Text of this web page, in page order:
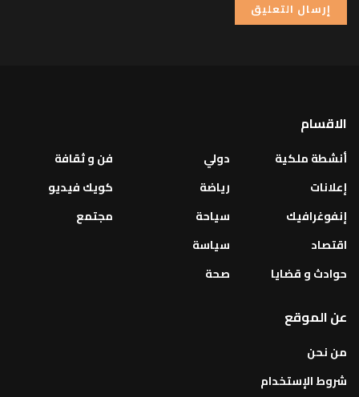
الاقسام
أنشطة ملكية
إعلانات
إنفوغرافيك
اقتصاد
حوادث و قضايا
دولي
رياضة
سياحة
سياسة
صحة
فن و ثقافة
كويك فيديو
مجتمع
عن الموقع
من نحن
شروط الإستخدام